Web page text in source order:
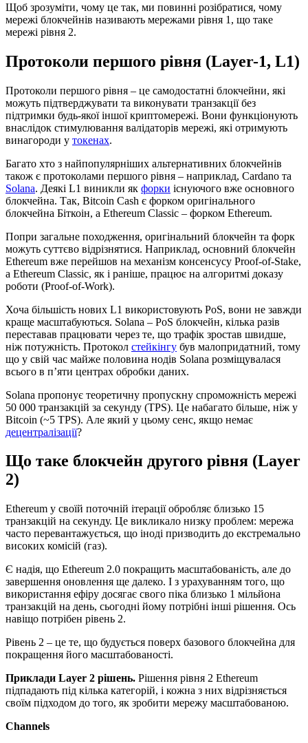
Щоб зрозуміти, чому це так, ми повинні розібратися, чому
мережі блокчейнів називають мережами рівня 1, що таке
мережі рівня 2.
Протоколи першого рівня (Layer-1, L1)
Протоколи першого рівня – це самодостатні блокчейни, які
можуть підтверджувати та виконувати транзакції без
підтримки будь-якої іншої криптомережі. Вони функціонують
внаслідок стимулювання валідаторів мережі, які отримують
винагороди у токенах.
Багато хто з найпопулярніших альтернативних блокчейнів
також є протоколами першого рівня – наприклад, Cardano та
Solana. Деякі L1 виникли як форки існуючого вже основного
блокчейна. Так, Bitcoin Cash є форком оригінального
блокчейна Біткоін, а Ethereum Classic – форком Ethereum.
Попри загальне походження, оригінальний блокчейн та форк
можуть суттєво відрізнятися. Наприклад, основний блокчейн
Ethereum вже перейшов на механізм консенсусу Proof-of-Stake,
а Ethereum Classic, як і раніше, працює на алгоритмі доказу
роботи (Proof-of-Work).
Хоча більшість нових L1 використовують PoS, вони не завжди
краще масштабуються. Solana – PoS блокчейн, кілька разів
переставав працювати через те, що трафік зростав швидше,
ніж потужність. Протокол стейкінгу був малопридатний, тому
що у свій час майже половина нодів Solana розміщувалася
всього в п’яти центрах обробки даних.
Solana пропонує теоретичну пропускну спроможність мережі
50 000 транзакцій за секунду (TPS). Це набагато більше, ніж у
Bitcoin (~5 TPS). Але який у цьому сенс, якщо немає
децентралізації?
Що таке блокчейн другого рівня (Layer
2)
Ethereum у своїй поточній ітерації обробляє близько 15
транзакцій на секунду. Це викликало низку проблем: мережа
часто перевантажується, що іноді призводить до екстремально
високих комісій (газ).
Є надія, що Ethereum 2.0 покращить масштабованість, але до
завершення оновлення ще далеко. І з урахуванням того, що
використання ефіру досягає свого піка близько 1 мільйона
транзакцій на день, сьогодні йому потрібні інші рішення. Ось
навіщо потрібен рівень 2.
Рівень 2 – це те, що будується поверх базового блокчейна для
покращення його масштабованості.
Приклади Layer 2 рішень. Рішення рівня 2 Ethereum
підпадають під кілька категорій, і кожна з них відрізняється
своїм підходом до того, як зробити мережу масштабованою.
Channels